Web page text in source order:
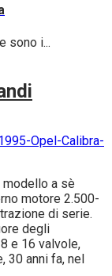
sono i...
modello a sè
motore 2.500-
di serie.
degli
e 16 valvole,
30 anni fa, nel